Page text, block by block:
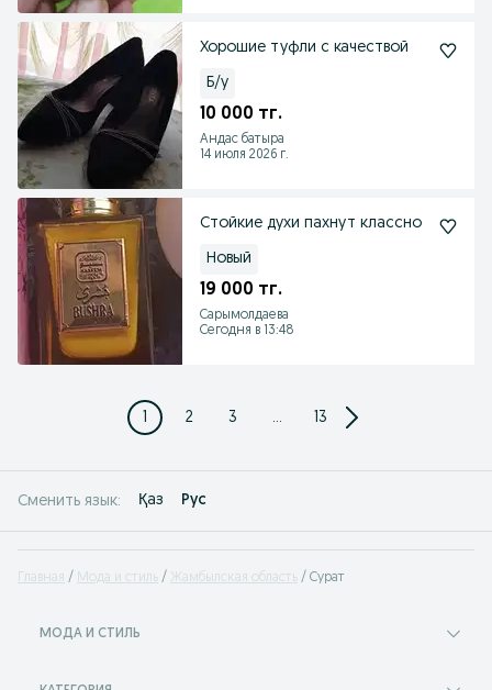
Хорошие туфли с качествой
Б/у
10 000 тг.
Андас батыра
14 июля 2026 г.
Стойкие духи пахнут классно
Новый
19 000 тг.
Сарымолдаева
Сегодня в 13:48
1 2 3 ... 13
Сменить язык: Қаз Рус
Главная Мода и стиль Жамбылская область Сурат
МОДА И СТИЛЬ